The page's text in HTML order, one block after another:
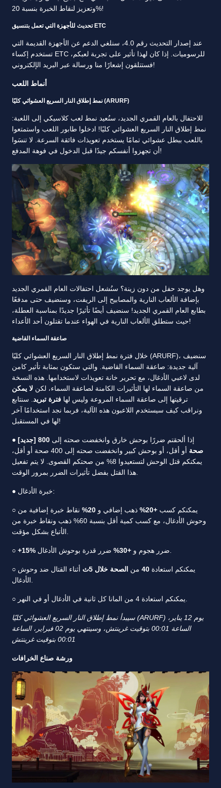
وتعزيز لنقاط الخبرة بنسبة 20%!
تحديث للأجهزة التي تعمل بتنسيق ETC
عند إصدار التحديث رقم 4.0، سنلغي الدعم عن الأجهزة القديمة التي
تستخدم إكساء ETC للرسوميات. إذا كان لهذا تأثير على تجربة لعبكم،
فستتلقون إشعارًا منا ورسالة عبر البريد الإلكتروني!
أنماط اللعب
نمط إطلاق النار السريع العشوائي كليًا (ARURF)
للاحتفال بالعام القمري الجديد، سنُعيد نمط لعب كلاسيكي إلى اللعبة:
نمط إطلاق النار السريع العشوائي كليًا! ادخلوا طابور اللعب واستمتعوا
باللعب ببطل عشوائي تمامًا يستخدم تعويذات فائقة السرعة. لا تنسَوا
أن تجهزوا أنفسكم جيدًا قبل الدخول في فوهة المدفع!
وهل يوجد حفل من دون زينة؟ سنُشعل احتفالات العام القمري الجديد
بإضافة الألعاب النارية والمصابيح إلى الريفت، وسنضيف حتى مدفعًا
بطابع العام القمري الجديد! سنضيف أيضًا تأثيرًا جديدًا بمناسبة العطلة،
حيث ستطلق الألعاب النارية في الهواء عندما تقتلون أحد الأعداء!
صاعقة السماء القاضية
خلال فترة نمط إطلاق النار السريع العشوائي كليًا (ARURF)، سنضيف
آلية جديدة: صاعقة السماء القاضية. والتي ستكون بمثابة تأثير كامن
لدى لاعبي الأدغال، مع تحرير خانة تعويذات لاستخدامها. هذه النسخة
من صاعقة السماء لها التأثيرات الكامنة لصاعقة السماء، لكن لا يمكن
ترقيتها إلى صاعقة السماء المروعة وليس لها فترة تبريد . سنتابع
ونراقب كيف سيستخدم اللاعبون هذه الآلية، فربما نجد استخدامًا آخر
لها في المستقبل!
● [جديد] إذا ألحقتم ضررًا بوحش خارق وانخفضت صحته إلى 800
صحة
أو أقل، أو بوحش كبير وانخفضت صحته إلى 400 صحة أو أقل،
يمكنكم قتل الوحش لتستعيدوا 8% من صحتكم القصوى. لا يتم تفعيل
● خبرة الأدغال:
○ يمكنكم كسب +20% ذهب إضافي و 20%
نقاط خبرة إضافية من
وحوش الأدغال، مع كسب كمية أقل بنسبة 60% ذهب ونقاط خبرة من
○ +15% ضرر هجوم و +30%
○ يمكنكم استعادة 40 من الصحة خلال 5ث
أثناء القتال ضد وحوش
سيبدأ نمط إطلاق النار السريع العشوائي كليًا (ARURF) يوم 12 يناير،
الساعة 00:01 بتوقيت غرينتش، وسينتهي يوم 02 فبراير، الساعة
00:01 بتوقيت غرينتش
ورشة صناع الخرافات